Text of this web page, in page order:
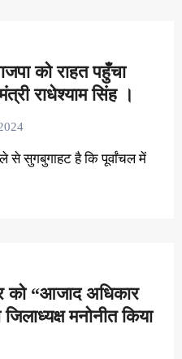
को राहत पहुँचा
राधेश्याम सिंह ।
को “आजाद अधिकार
मनोनीत किया